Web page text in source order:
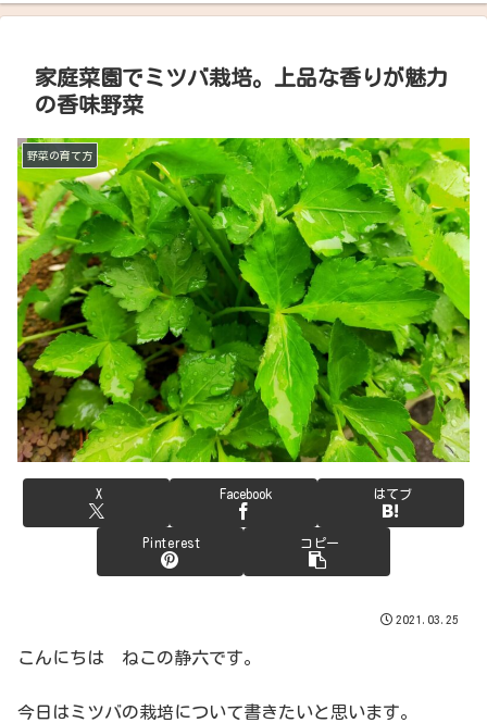
家庭菜園でミツバ栽培。上品な香りが魅力
の香味野菜
野菜の育て方
X Facebook はてブ
Pinterest コピー
2021.03.25
こんにちは ねこの静六です。
今日はミツバの栽培について書きたいと思います。